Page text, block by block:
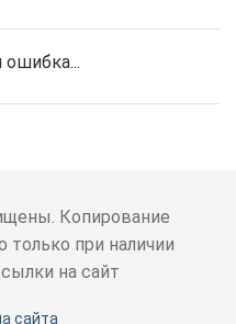
2 мар 2026, 16:19
отв.
3 фев 2026, 04:47
ошибка...
Копирование
при наличии
на сайт
сайта